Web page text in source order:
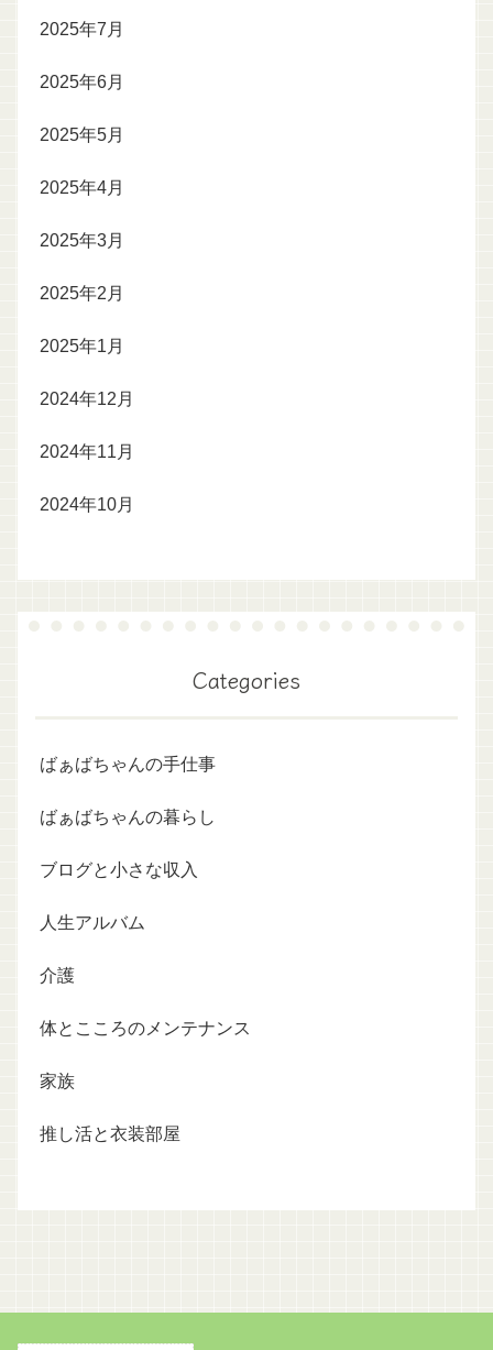
2025年7月
2025年6月
2025年5月
2025年4月
2025年3月
2025年2月
2025年1月
2024年12月
2024年11月
2024年10月
Categories
ばぁばちゃんの手仕事
ばぁばちゃんの暮らし
ブログと小さな収入
人生アルバム
介護
体とこころのメンテナンス
家族
推し活と衣装部屋